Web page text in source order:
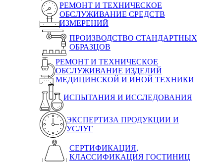
РЕМОНТ И ТЕХНИЧЕСКОЕ
ОБСЛУЖИВАНИЕ СРЕДСТВ
ИЗМЕРЕНИЙ
ПРОИЗВОДСТВО СТАНДАРТНЫХ
ОБРАЗЦОВ
РЕМОНТ И ТЕХНИЧЕСКОЕ
ОБСЛУЖИВАНИЕ ИЗДЕЛИЙ
МЕДИЦИНСКОЙ И ИНОЙ ТЕХНИКИ
ИСПЫТАНИЯ И ИССЛЕДОВАНИЯ
ЭКСПЕРТИЗА ПРОДУКЦИИ И
УСЛУГ
СЕРТИФИКАЦИЯ,
КЛАССИФИКАЦИЯ ГОСТИНИЦ